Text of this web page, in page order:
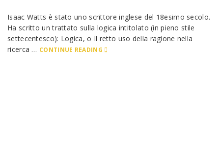
Isaac Watts è stato uno scrittore inglese del 18esimo secolo.
Ha scritto un trattato sulla logica intitolato (in pieno stile
settecentesco): Logica, o Il retto uso della ragione nella
ricerca … CONTINUE READING